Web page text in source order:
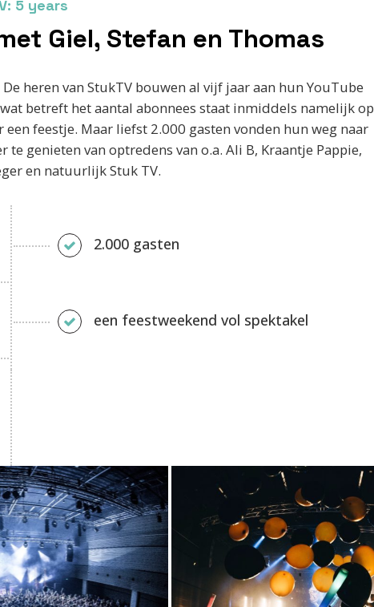
5 years
Giel, Stefan en Thomas
heren van StukTV bouwen al vijf jaar aan hun YouTube
betreft het aantal abonnees staat inmiddels namelijk op
feestje. Maar liefst 2.000 gasten vonden hun weg naar
genieten van optredens van o.a. Ali B, Kraantje Pappie,
en natuurlijk Stuk TV.
2.000 gasten
een feestweekend vol spektakel